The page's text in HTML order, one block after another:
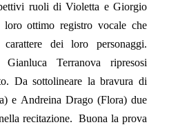
ruoli di Violetta e Giorgio
ottimo registro vocale che
dei loro personaggi.
Terranova ripresosi
Da sottolineare la bravura di
e Andreina Drago (Flora) due
recitazione.
Buona la prova